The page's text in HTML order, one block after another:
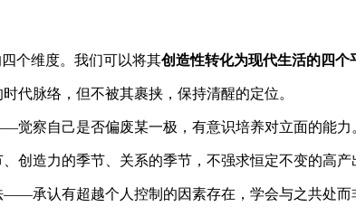
个维度。我们可以将其创造性转化为现代生活的四个
脉络，但不被其裹挟，保持清醒的定位。
觉察自己是否偏废某一极，有意识培养对立面的能力
造力的季节、关系的季节，不强求恒定不变的高产
承认有超越个人控制的因素存在，学会与之共处而